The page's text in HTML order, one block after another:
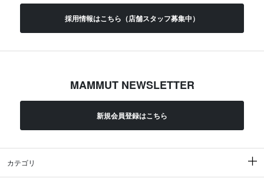
採用情報はこちら（店舗スタッフ募集中）
MAMMUT NEWSLETTER
新規会員登録はこちら
カテゴリ